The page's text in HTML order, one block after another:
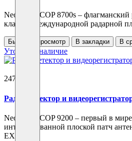
Neoline X-COP 8700s – флагманский
класса с международной радарной
Быстрый просмотр В закладки В
Уточнить наличие
24700 ₽
Радар-детектор и
Neoline X-COP 9200 – первый в
интегрированной плоской патч
EXD..